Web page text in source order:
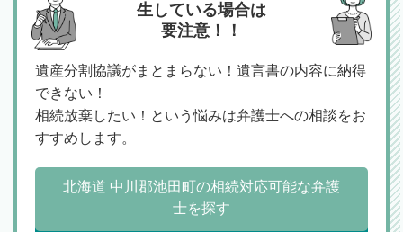
生している場合は
要注意！！
遺産分割協議がまとまらない！遺言書の内容に納得
できない！
相続放棄したい！という悩みは弁護士への相談をお
すすめします。
北海道 中川郡池田町の相続対応可能な弁護
士を探す